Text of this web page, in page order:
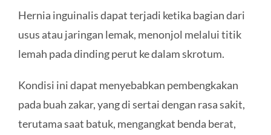
Hernia inguinalis dapat terjadi ketika bagian dari
usus atau jaringan lemak, menonjol melalui titik
lemah pada dinding perut ke dalam skrotum.
Kondisi ini dapat menyebabkan pembengkakan
pada buah zakar, yang di sertai dengan rasa sakit,
terutama saat batuk, mengangkat benda berat,